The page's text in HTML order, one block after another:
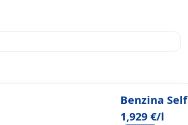
Benzina Self
1,929 €/l